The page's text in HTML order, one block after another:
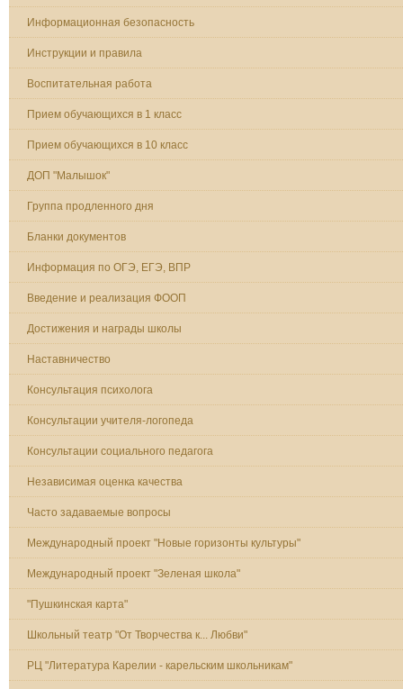
Информационная безопасность
Инструкции и правила
Воспитательная работа
Прием обучающихся в 1 класс
Прием обучающихся в 10 класс
ДОП "Малышок"
Группа продленного дня
Бланки документов
Информация по ОГЭ, ЕГЭ, ВПР
Введение и реализация ФООП
Достижения и награды школы
Наставничество
Консультация психолога
Консультации учителя-логопеда
Консультации социального педагога
Независимая оценка качества
Часто задаваемые вопросы
Международный проект "Новые горизонты культуры"
Международный проект "Зеленая школа"
"Пушкинская карта"
Школьный театр "От Творчества к... Любви"
РЦ "Литература Карелии - карельским школьникам"